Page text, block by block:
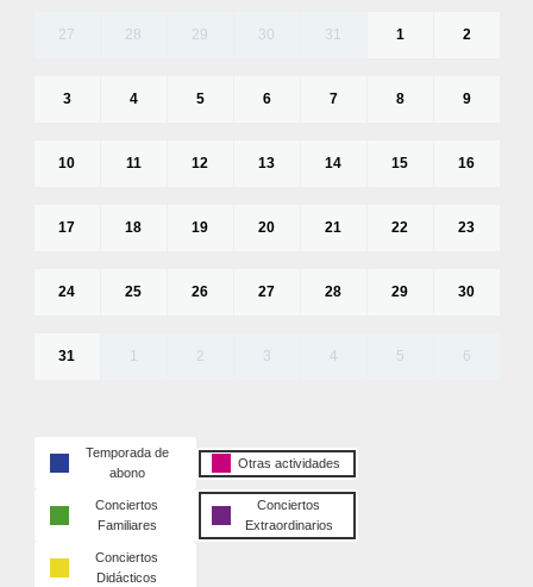
27 28 29 30 31 1 2
3 4 5 6 7 8 9
10 11 12 13 14 15 16
17 18 19 20 21 22 23
24 25 26 27 28 29 30
31 1 2 3 4 5 6
Temporada de
abono
Otras actividades
Conciertos
Familiares
Conciertos
Extraordinarios
Conciertos
Didácticos